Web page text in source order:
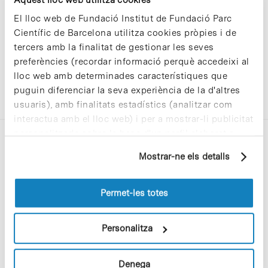
El lloc web de Fundació Institut de Fundació Parc
Científic de Barcelona utilitza cookies pròpies i de
tercers amb la finalitat de gestionar les seves
preferències (recordar informació perquè accedeixi al
lloc web amb determinades característiques que
puguin diferenciar la seva experiència de la d'altres
usuaris), amb finalitats estadístics (analitzar com
interactua amb el lloc web) i per a mostrar-li publicitat
personalitzada sobre la base d'un perfil elaborat a
pàgines visitades). Per a obtenir més informació sobre
les cookies pot consultar laPolítica de cookiesdel
Mostrar-ne els detalls
Permet-les totes
Personalitza
Denega
C/Baldiri Reixac, 4-12 i 15